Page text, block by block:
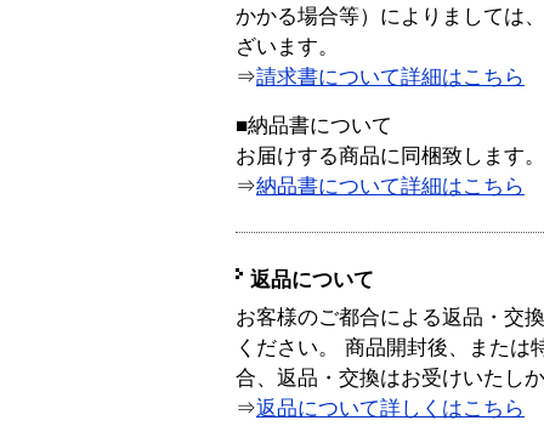
かかる場合等）によりましては
ざいます。
⇒請求書について詳細はこちら
■納品書について
お届けする商品に同梱致します。
⇒納品書について詳細はこちら
返品について
お客様のご都合による返品・交
ください。 商品開封後、または
合、返品・交換はお受けいたし
⇒返品について詳しくはこちら